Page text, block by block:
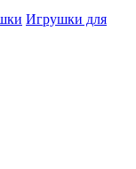
Игрушки для